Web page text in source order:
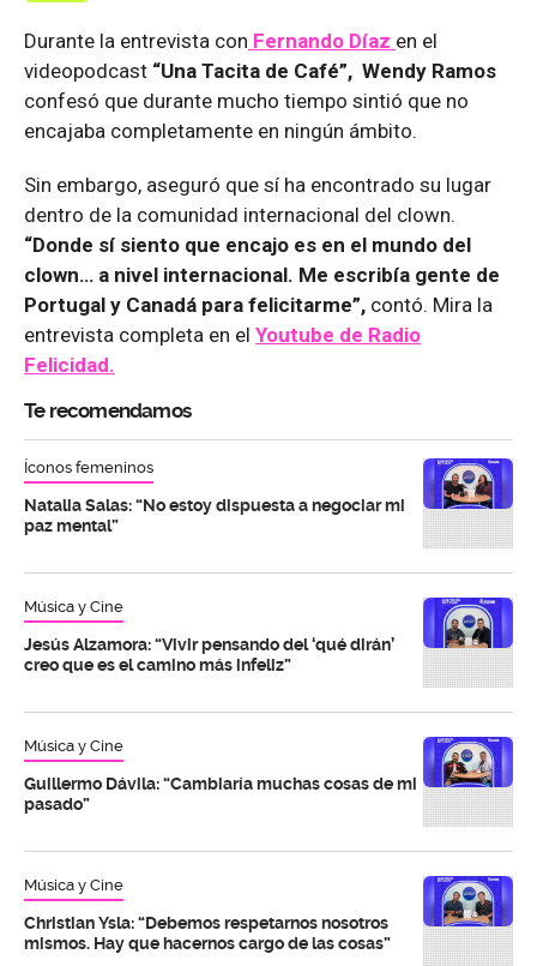
Durante la entrevista con Fernando Díaz en el
videopodcast “Una Tacita de Café”, Wendy Ramos
confesó que durante mucho tiempo sintió que no
encajaba completamente en ningún ámbito.
Sin embargo, aseguró que sí ha encontrado su lugar
dentro de la comunidad internacional del clown.
“Donde sí siento que encajo es en el mundo del
clown… a nivel internacional. Me escribía gente de
Portugal y Canadá para felicitarme”, contó. Mira la
entrevista completa en el Youtube de Radio
Felicidad.
Te recomendamos
Íconos femeninos
Natalia Salas: “No estoy dispuesta a negociar mi
paz mental”
Música y Cine
Jesús Alzamora: “Vivir pensando del ‘qué dirán’
creo que es el camino más infeliz”
Música y Cine
Guillermo Dávila: “Cambiaría muchas cosas de mi
pasado”
Música y Cine
Christian Ysla: “Debemos respetarnos nosotros
mismos. Hay que hacernos cargo de las cosas”